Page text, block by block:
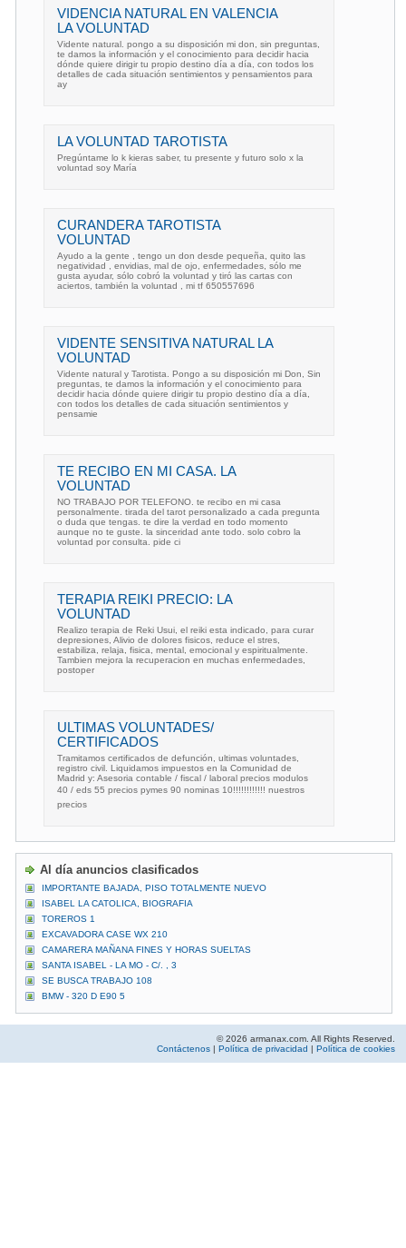
VIDENCIA NATURAL EN VALENCIA
LA VOLUNTAD
Vidente natural. pongo a su disposición mi don, sin preguntas,
te damos la información y el conocimiento para decidir hacia
dónde quiere dirigir tu propio destino día a día, con todos los
detalles de cada situación sentimientos y pensamientos para
ay
LA VOLUNTAD TAROTISTA
Pregúntame lo k kieras saber, tu presente y futuro solo x la
voluntad soy María
CURANDERA TAROTISTA
VOLUNTAD
Ayudo a la gente , tengo un don desde pequeña, quito las
negatividad , envidias, mal de ojo, enfermedades, sólo me
gusta ayudar, sólo cobró la voluntad y tiró las cartas con
aciertos, también la voluntad , mi tf 650557696
VIDENTE SENSITIVA NATURAL LA
VOLUNTAD
Vidente natural y Tarotista. Pongo a su disposición mi Don, Sin
preguntas, te damos la información y el conocimiento para
decidir hacia dónde quiere dirigir tu propio destino día a día,
con todos los detalles de cada situación sentimientos y
pensamie
TE RECIBO EN MI CASA. LA
VOLUNTAD
NO TRABAJO POR TELEFONO. te recibo en mi casa
personalmente. tirada del tarot personalizado a cada pregunta
o duda que tengas. te dire la verdad en todo momento
aunque no te guste. la sinceridad ante todo. solo cobro la
voluntad por consulta. pide ci
TERAPIA REIKI PRECIO: LA
VOLUNTAD
Realizo terapia de Reki Usui, el reiki esta indicado, para curar
depresiones, Alivio de dolores fisicos, reduce el stres,
estabiliza, relaja, fisica, mental, emocional y espiritualmente.
Tambien mejora la recuperacion en muchas enfermedades,
postoper
ULTIMAS VOLUNTADES/
CERTIFICADOS
Tramitamos certificados de defunción, ultimas voluntades,
registro civil. Liquidamos impuestos en la Comunidad de
Madrid y: Asesoria contable / fiscal / laboral precios modulos
40 / eds 55 precios pymes 90 nominas 10!!!!!!!!!!!! nuestros
precios
Al día anuncios clasificados
IMPORTANTE BAJADA, PISO TOTALMENTE NUEVO
ISABEL LA CATOLICA, BIOGRAFIA
TOREROS 1
EXCAVADORA CASE WX 210
CAMARERA MAÑANA FINES Y HORAS SUELTAS
SANTA ISABEL - LA MO - C/. , 3
SE BUSCA TRABAJO 108
BMW - 320 D E90 5
© 2026 armanax.com. All Rights Reserved.
Contáctenos | Política de privacidad | Política de cookies